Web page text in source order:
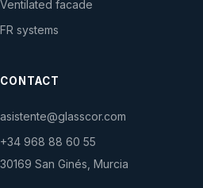
Ventilated facade
FR systems
CONTACT
asistente@glasscor.com
+34 968 88 60 55
30169 San Ginés, Murcia